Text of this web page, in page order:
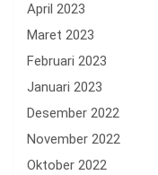
April 2023
Maret 2023
Februari 2023
Januari 2023
Desember 2022
November 2022
Oktober 2022